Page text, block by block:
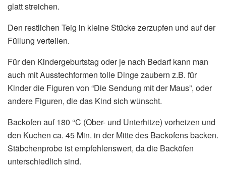
glatt streichen.
Den restlichen Teig in kleine Stücke zerzupfen und auf der
Füllung verteilen.
Für den Kindergeburtstag oder je nach Bedarf kann man
auch mit Ausstechformen tolle Dinge zaubern z.B. für
Kinder die Figuren von “Die Sendung mit der Maus”, oder
andere Figuren, die das Kind sich wünscht.
Backofen auf 180 °C (Ober- und Unterhitze) vorheizen und
den Kuchen ca. 45 Min. in der Mitte des Backofens backen.
Stäbchenprobe ist empfehlenswert, da die Backöfen
unterschiedlich sind.